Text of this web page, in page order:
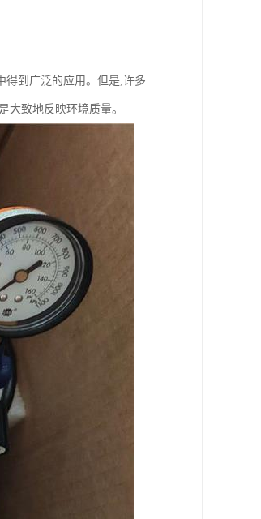
得到广泛的应用。但是,许多
大致地反映环境质量。